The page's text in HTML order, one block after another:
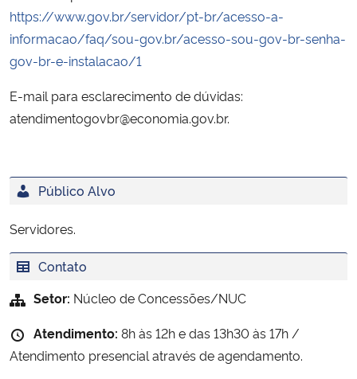
https://www.gov.br/servidor/pt-br/acesso-a-
informacao/faq/sou-gov.br/acesso-sou-gov-br-senha-
gov-br-e-instalacao/1
E-mail para esclarecimento de dúvidas:
atendimentogovbr@economia.gov.br.
Público Alvo
Servidores.
Contato
Setor: Núcleo de Concessões/NUC
Atendimento: 8h às 12h e das 13h30 às 17h /
Atendimento presencial através de agendamento.